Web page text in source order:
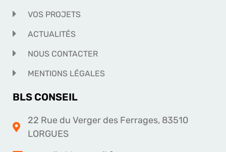
VOS PROJETS
ACTUALITÉS
NOUS CONTACTER
MENTIONS LÉGALES
BLS CONSEIL
22 Rue du Verger des Ferrages, 83510
LORGUES